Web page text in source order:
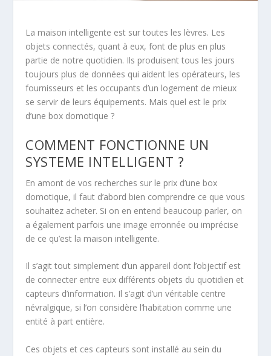
La maison intelligente est sur toutes les lèvres. Les
objets connectés, quant à eux, font de plus en plus
partie de notre quotidien. Ils produisent tous les jours
toujours plus de données qui aident les opérateurs, les
fournisseurs et les occupants d’un logement de mieux
se servir de leurs équipements. Mais quel est le prix
d’une box domotique ?
COMMENT FONCTIONNE UN
SYSTEME INTELLIGENT ?
En amont de vos recherches sur le prix d’une box
domotique, il faut d’abord bien comprendre ce que vous
souhaitez acheter. Si on en entend beaucoup parler, on
a également parfois une image erronnée ou imprécise
de ce qu’est la maison intelligente.
Il s’agit tout simplement d’un appareil dont l’objectif est
de connecter entre eux différents objets du quotidien et
capteurs d’information. Il s’agit d’un véritable centre
névralgique, si l’on considère l’habitation comme une
entité à part entière.
Ces objets et ces capteurs sont installé au sein du